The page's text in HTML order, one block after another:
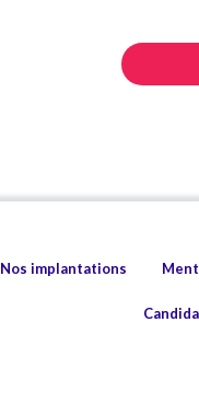
Nos implantations